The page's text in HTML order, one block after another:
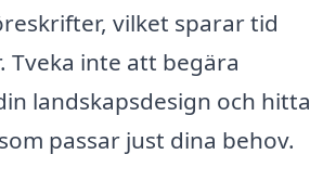
vilket sparar tid
Tveka inte att begära
landskapsdesign och hitta
passar just dina behov.